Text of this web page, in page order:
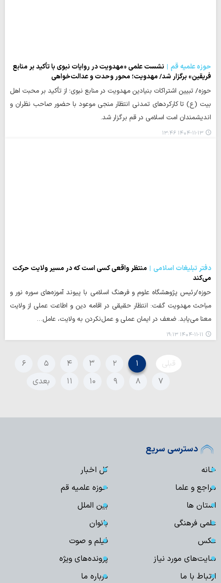
حوزه علمیه قم
نشست علمی «مهدویت در روایات نبوی با تأکید بر منابع
فریقین» برگزار شد/ مهدویت؛ محور وحدت و عدالت‌خواهی
حوزه/ تبیین اشتراکات بنیادین مهدویت در منابع نبوی؛ از تأکید بر محبت اهل
بیت (ع) تا کارکردهای تمدنی انتظار منجی موعود با حضور صاحب نظران و
اندیشمندان امت اسلامی در قم برگزار شد.
۱۴۰۴-۱۱-۱۳ ۱۳:۴۶
دفتر تبلیغات اسلامی
منتظر واقعی کسی است که در مسیر ولایت حرکت
می‌کند
حوزه/رئیس پژوهشگاه علوم و فرهنگ اسلامی با پیوند آموزه‌های سوره نور و
مباحث مهدویت گفت: انتظار حقیقی در اقامه دین و اطاعت عملی از ولایت
معنا می‌یابد. ضعف در ایمان عملی و عمل‌نکردن به ولایت، عامل…
۱۴۰۴-۱۱-۱۱ ۱۹:۱۳
قبلی ۱ ۲ ۳ ۴ ۵
۶
۷
۸ ۹ ۱۰ ۱۱ بعدی
دسترسی سریع
خانه
کل اخبار
مراجع و علما
حوزه علمیه قم
استان ها
بین الملل
علمی فرهنگی
بانوان
عکس
فیلم و صوت
سایت‌های مورد نیاز
پرونده‌های ویژه
ارتباط با ما
درباره ما